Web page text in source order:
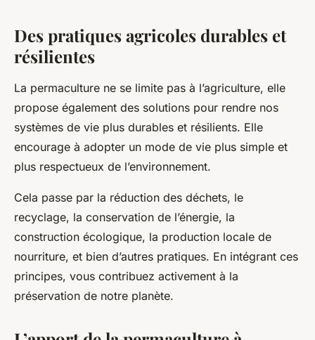
Des pratiques agricoles durables et
résilientes
La permaculture ne se limite pas à l’agriculture, elle
propose également des solutions pour rendre nos
systèmes de vie plus durables et résilients. Elle
encourage à adopter un mode de vie plus simple et
plus respectueux de l’environnement.
Cela passe par la réduction des déchets, le
recyclage, la conservation de l’énergie, la
construction écologique, la production locale de
nourriture, et bien d’autres pratiques. En intégrant ces
principes, vous contribuez activement à la
préservation de notre planète.